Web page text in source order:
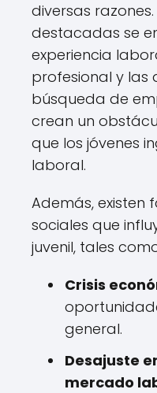
diversas
destacadas se
experiencia
profesional y las
búsqueda de
crean un
que los jóvenes
laboral.
Además, existen
sociales que
juvenil, tales
Crisis
general.
Desajuste
mercado